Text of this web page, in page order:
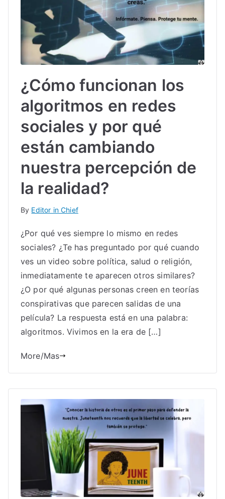
IN
TE
G
¿Cómo funcionan los
algoritmos en redes
sociales y por qué
están cambiando
nuestra percepción de
la realidad?
By Editor in Chief
¿Por qué ves siempre lo mismo en redes
sociales? ¿Te has preguntado por qué cuando
ves un video sobre política, salud o religión,
inmediatamente te aparecen otros similares?
¿O por qué algunas personas creen en teorías
conspirativas que parecen salidas de una
película? La respuesta está en una palabra:
algoritmos. Vivimos en la era de […]
More/Mas